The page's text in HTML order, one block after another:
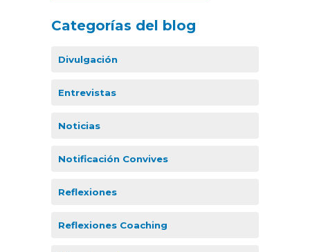
Categorías del blog
Divulgación
Entrevistas
Noticias
Notificación Convives
Reflexiones
Reflexiones Coaching